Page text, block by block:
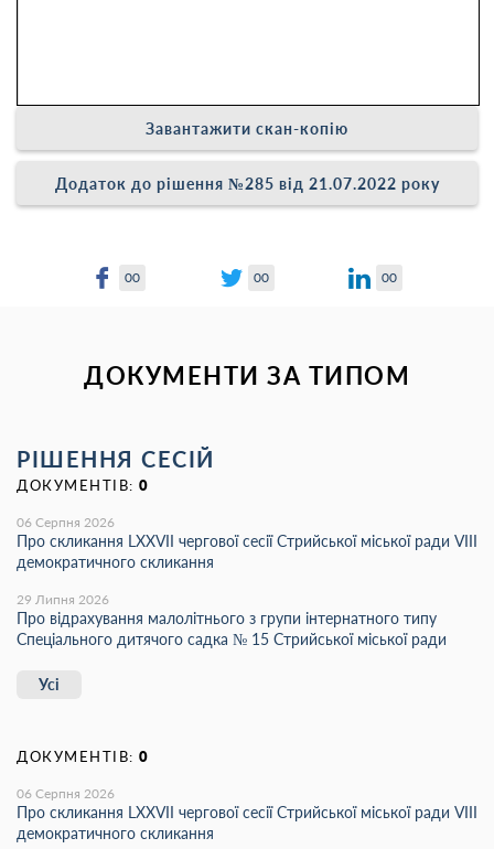
Завантажити скан-копію
Додаток до рішення №285 від 21.07.2022 року
00 00 00
ДОКУМЕНТИ ЗА ТИПОМ
РІШЕННЯ СЕСІЙ
ДОКУМЕНТІВ: 0
06 Серпня 2026
Про скликання LХХVІІ чергової сесії Стрийської міської ради VIII
демократичного скликання
29 Липня 2026
Про відрахування малолітнього з групи інтернатного типу
Спеціального дитячого садка № 15 Стрийської міської ради
Усі
ДОКУМЕНТІВ: 0
06 Серпня 2026
Про скликання LХХVІІ чергової сесії Стрийської міської ради VIII
демократичного скликання